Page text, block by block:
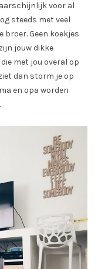
voor al
steeds met veel
broer. Geen koekjes
jouw dikke
met jou overal op
dan storm je op
en opa worden